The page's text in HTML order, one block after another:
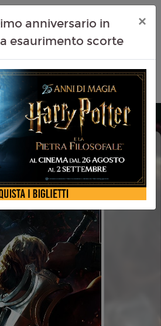
UNIVERSE
CINEMA IN FESTA
anniversario in
esaurimento scorte
×